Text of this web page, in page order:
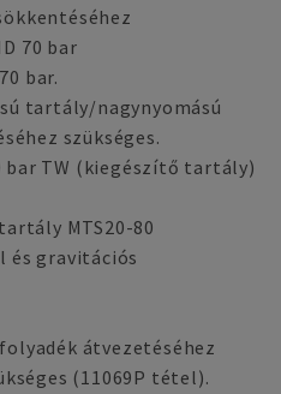
70 bar
bar.
tartály/nagynyomású
szükséges.
bar TW (kiegészítő tartály)
MTS20-80
és gravitációs
átvezetéséhez
(11069P tétel).